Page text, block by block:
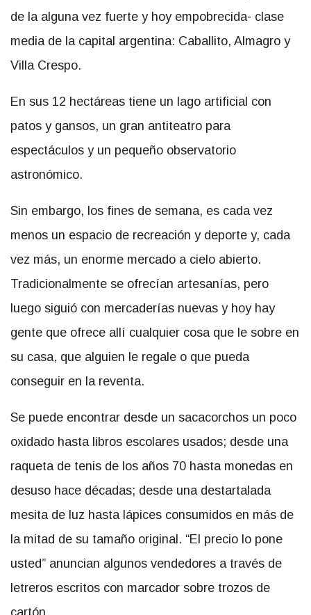
de la alguna vez fuerte y hoy empobrecida- clase
media de la capital argentina: Caballito, Almagro y
Villa Crespo.
En sus 12 hectáreas tiene un lago artificial con
patos y gansos, un gran antiteatro para
espectáculos y un pequeño observatorio
astronómico.
Sin embargo, los fines de semana, es cada vez
menos un espacio de recreación y deporte y, cada
vez más, un enorme mercado a cielo abierto.
Tradicionalmente se ofrecían artesanías, pero
luego siguió con mercaderías nuevas y hoy hay
gente que ofrece allí cualquier cosa que le sobre en
su casa, que alguien le regale o que pueda
conseguir en la reventa.
Se puede encontrar desde un sacacorchos un poco
oxidado hasta libros escolares usados; desde una
raqueta de tenis de los años 70 hasta monedas en
desuso hace décadas; desde una destartalada
mesita de luz hasta lápices consumidos en más de
la mitad de su tamaño original. “El precio lo pone
usted” anuncian algunos vendedores a través de
letreros escritos con marcador sobre trozos de
cartón.